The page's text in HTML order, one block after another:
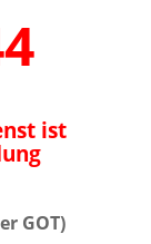
ist
GOT)